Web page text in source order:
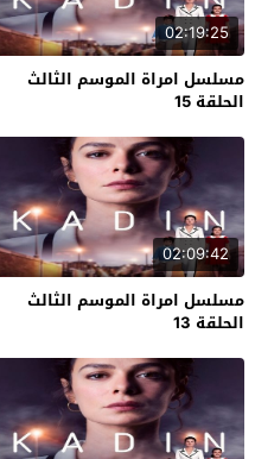
02:19:25
مسلسل امراة الموسم الثالث
الحلقة 15
02:09:42
مسلسل امراة الموسم الثالث
الحلقة 13